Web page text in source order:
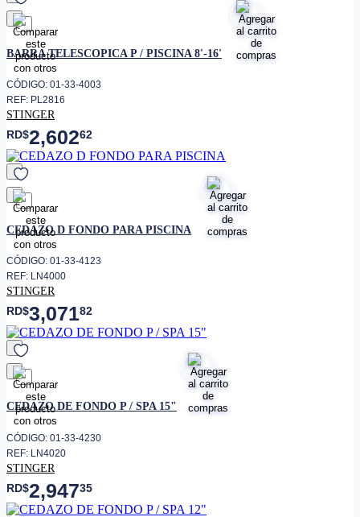
favorito
BARRA TELESCOPICA P / PISCINA 8'-16'
CÓDIGO: 01-33-4003
REF: PL2816
STINGER
RD$2,60262
favorito
CEDAZO D FONDO PARA PISCINA
CÓDIGO: 01-33-4123
REF: LN4000
STINGER
RD$3,07182
favorito
CEDAZO DE FONDO P / SPA 15"
CÓDIGO: 01-33-4230
REF: LN4020
STINGER
RD$2,94735